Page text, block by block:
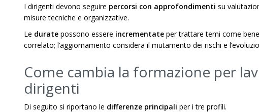
I dirigenti devono seguire percorsi con approfondimenti su
misure tecniche e organizzative.
Le durate possono essere incrementate per trattare temi come
correlato; l’aggiornamento considera il mutamento dei rischi e
Come cambia la formazione per
dirigenti
Di seguito si riportano le differenze principali per i tre profili.